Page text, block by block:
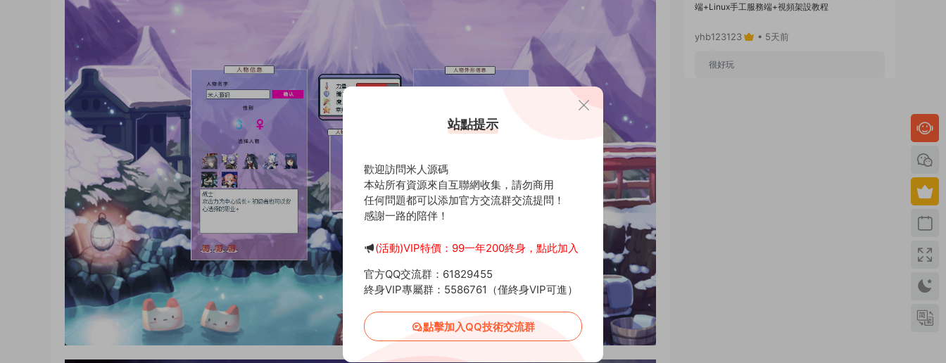
端+Linux手工服務端+視頻架設教程
yhb123123 • 5天前
很好玩
站點提示
歡迎訪問米人源碼
本站所有資源來自互聯網收集，請勿商用
任何問題都可以添加官方交流群交流提問！
感謝一路的陪伴！
(活動)VIP特價：99一年200終身，點此加入
官方QQ交流群：61829455
終身VIP專屬群：5586761（僅終身VIP可進）
點擊加入QQ技術交流群